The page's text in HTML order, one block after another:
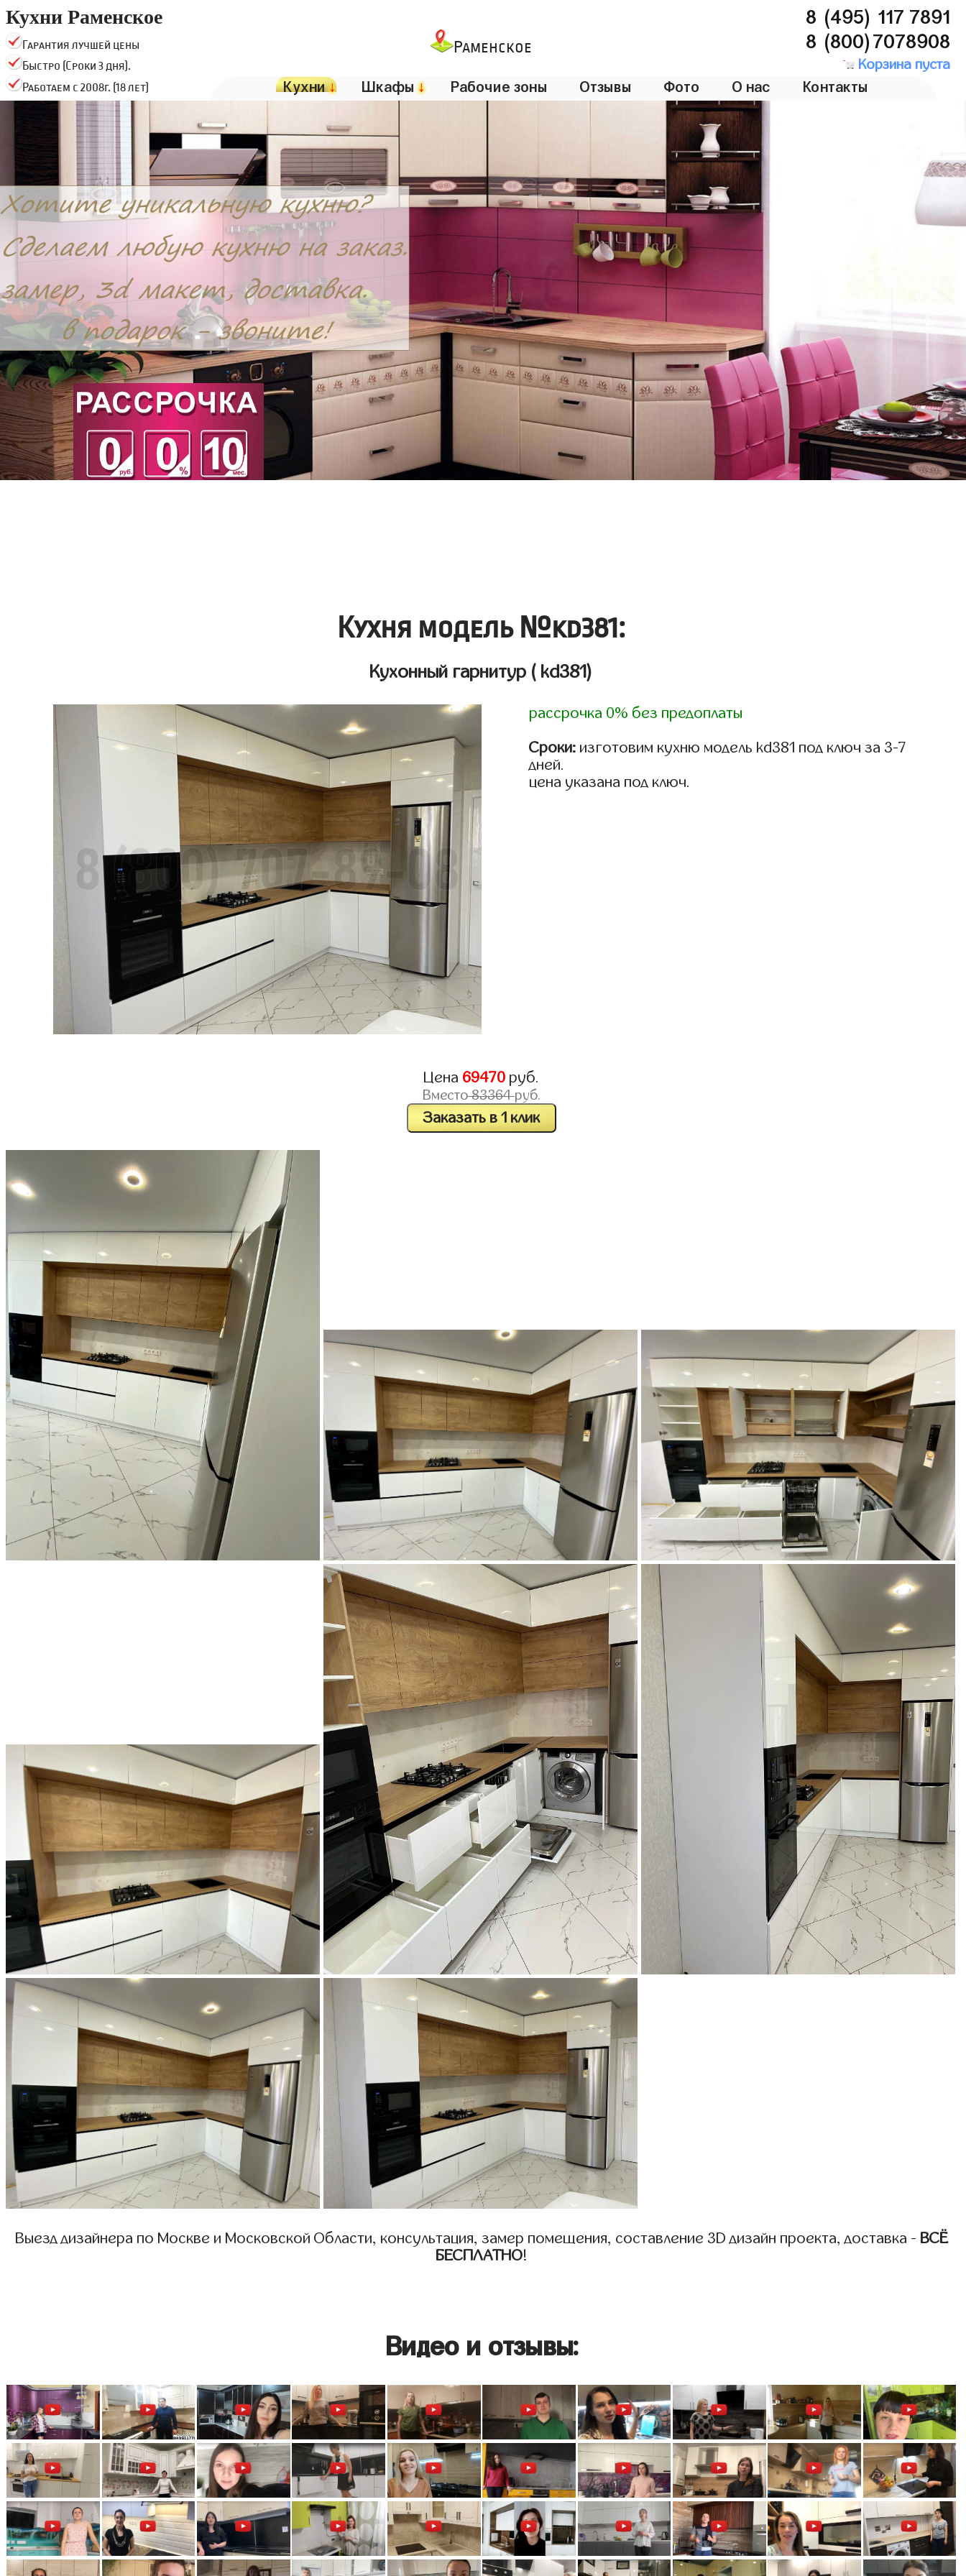
Кухни Раменское
Гарантия лучшей цены
Быстро (Сроки 3 дня).
Работаем с 2008г. (18 лет)
Раменское
8 (495) 117 7891
8 (800)7078908
Корзина пуста
Кухни↓ Шкафы↓ Рабочие зоны Отзывы Фото О нас Контакты
Кухня модель №kd381:
Кухонный гарнитур ( kd381)
рассрочка 0% без предоплаты
Сроки: изготовим кухню модель kd381 под ключ за 3-7
дней.
цена указана под ключ.
Цена 69470 руб.
Вместо83364руб.
Заказать в 1 клик
Выезд дизайнера по Москве и Московской Области, консультация, замер помещения, составление 3D дизайн проекта, доставка - ВСЁ
БЕСПЛАТНО!
Видео и отзывы: